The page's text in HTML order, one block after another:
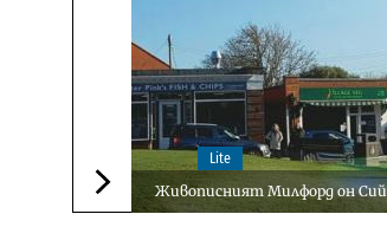
Следваща новина
Lite
Живописният Милфорд он Сий